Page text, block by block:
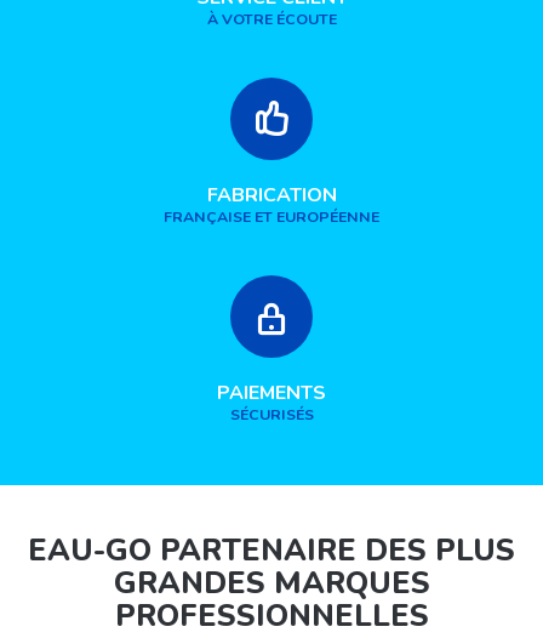
À VOTRE ÉCOUTE
FABRICATION
FRANÇAISE ET EUROPÉENNE
PAIEMENTS
SÉCURISÉS
EAU-GO PARTENAIRE DES PLUS
GRANDES MARQUES
PROFESSIONNELLES